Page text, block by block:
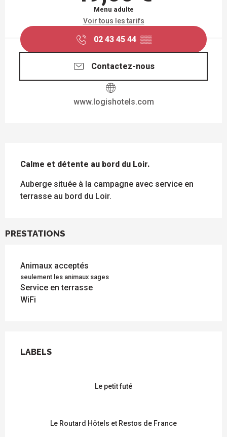
Menu adulte
Voir tous les tarifs
02 43 45 44 ▒▒
Contactez-nous
www.logishotels.com
Calme et détente au bord du Loir.
Auberge située à la campagne avec service en
terrasse au bord du Loir.
PRESTATIONS
Animaux acceptés
seulement les animaux sages
Service en terrasse
WiFi
LABELS
LABELS
Le petit futé
Le Routard Hôtels et Restos de France